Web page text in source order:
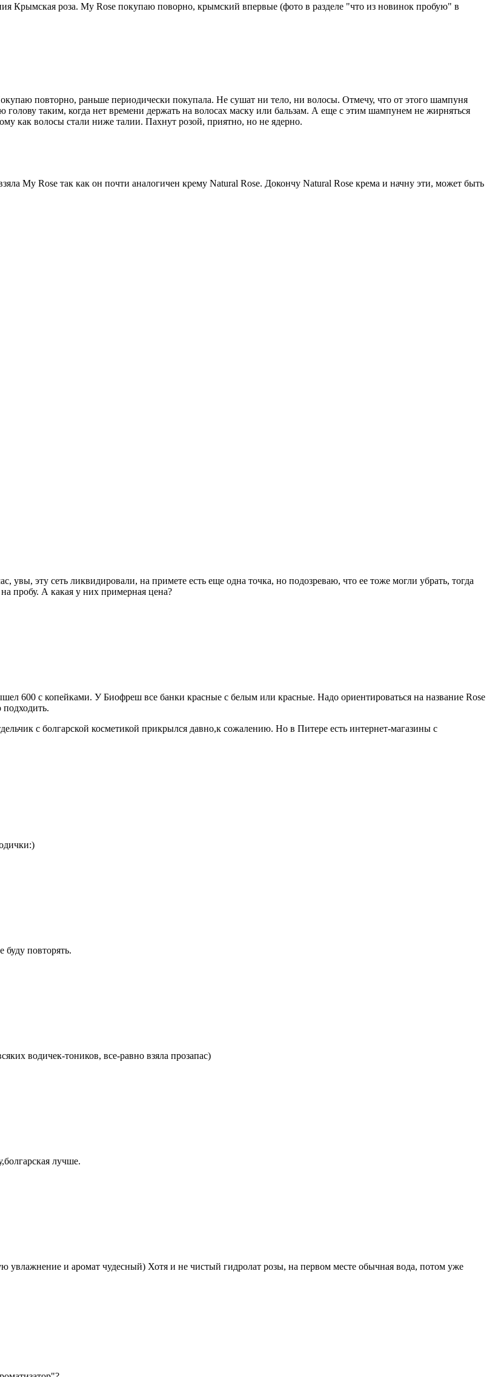
Крымская роза. My Rose покупаю поворно, крымский впервые (фото в разделе "что из новинок пробую" в
повторно, раньше периодически покупала. Не сушат ни тело, ни волосы. Отмечу, что от этого шампуня
таким, когда нет времени держать на волосах маску или бальзам. А еще с этим шампунем не жирняться
как волосы стали ниже талии. Пахнут розой, приятно, но не ядерно.
My Rose так как он почти аналогичен крему Natural Rose. Докончу Natural Rose крема и начну эти, может быть
увы, эту сеть ликвидировали, на примете есть еще одна точка, но подозреваю, что ее тоже могли убрать, тогда
пробу. А какая у них примерная цена?
600 с копейками. У Биофреш все банки красные с белым или красные. Надо ориентироваться на название Rose
подходить.
с болгарской косметикой прикрылся давно,к сожалению. Но в Питере есть интернет-магазины с
буду повторять.
водичек-тоников, все-равно взяла прозапас)
лучше.
увлажнение и аромат чудесный) Хотя и не чистый гидролат розы, на первом месте обычная вода, потом уже